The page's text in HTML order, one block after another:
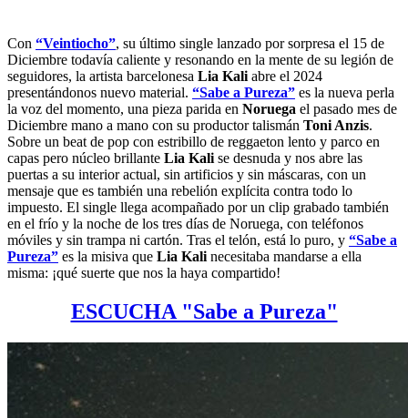
Con “Veintiocho”, su último single lanzado por sorpresa el 15 de
Diciembre todavía caliente y resonando en la mente de su legión de
seguidores, la artista barcelonesa Lia Kaliabre el 2024
presentándonos nuevo material. “Sabe a Pureza” es la nueva perla
la voz del momento, una pieza parida en Noruega el pasado mes de
Diciembre mano a mano con su productor talismán Toni Anzis.
Sobre un beat de pop con estribillo de reggaeton lento y parco en
capas pero núcleo brillante Lia Kalise desnuda y nos abre las
puertas a su interior actual, sin artificios y sin máscaras, con un
mensaje que es también una rebelión explícita contra todo lo
impuesto. El single llega acompañado por un clip grabado también
en el frío y la noche de los tres días de Noruega, con teléfonos
móviles y sin trampa ni cartón. Tras el telón, está lo puro, y “Sabe a
Pureza” es la misiva que Lia Kalinecesitaba mandarse a ella
misma: ¡qué suerte que nos la haya compartido!
ESCUCHA "Sabe a Pureza"